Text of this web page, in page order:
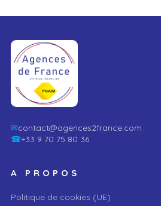
✉contact@agences2france.com
☎+33 9 70 75 80 36
A PROPOS
Politique de cookies (UE)